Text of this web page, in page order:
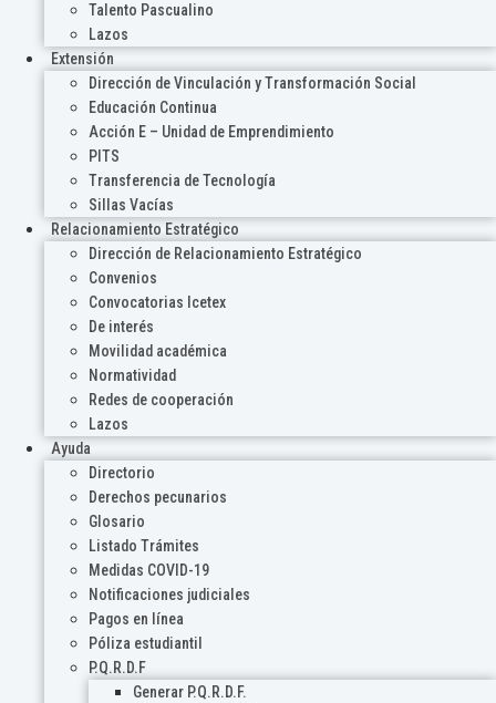
Talento Pascualino
Lazos
Extensión
Dirección de Vinculación y Transformación Social
Educación Continua
Acción E – Unidad de Emprendimiento
PITS
Transferencia de Tecnología
Sillas Vacías
Relacionamiento Estratégico
Dirección de Relacionamiento Estratégico
Convenios
Convocatorias Icetex
De interés
Movilidad académica
Normatividad
Redes de cooperación
Lazos
Ayuda
Directorio
Derechos pecunarios
Glosario
Listado Trámites
Medidas COVID-19
Notificaciones judiciales
Pagos en línea
Póliza estudiantil
P.Q.R.D.F
Generar P.Q.R.D.F.